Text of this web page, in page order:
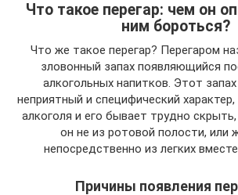
Что такое перегар: чем он
ним бороться?
Что же такое перегар? Перегаром
зловонный запах появляющийся
алкогольных напитков. Этот
неприятный и специфический
алкоголя и его бывает трудно
он не из ротовой полости, или
непосредственно из легких
Причины появления